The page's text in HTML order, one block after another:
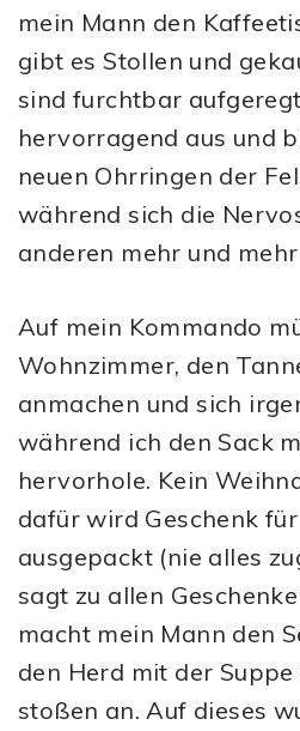
mein Mann den
gibt es Stollen und
sind furchtbar
hervorragend aus und
neuen Ohrringen der
während sich die
anderen mehr und
Auf mein Kommando
Wohnzimmer, den
anmachen und sich
während ich den Sack
hervorhole. Kein
dafür wird Geschenk
ausgepackt (nie alles
sagt zu allen
macht mein Mann den
den Herd mit der
stoßen an. Auf dieses